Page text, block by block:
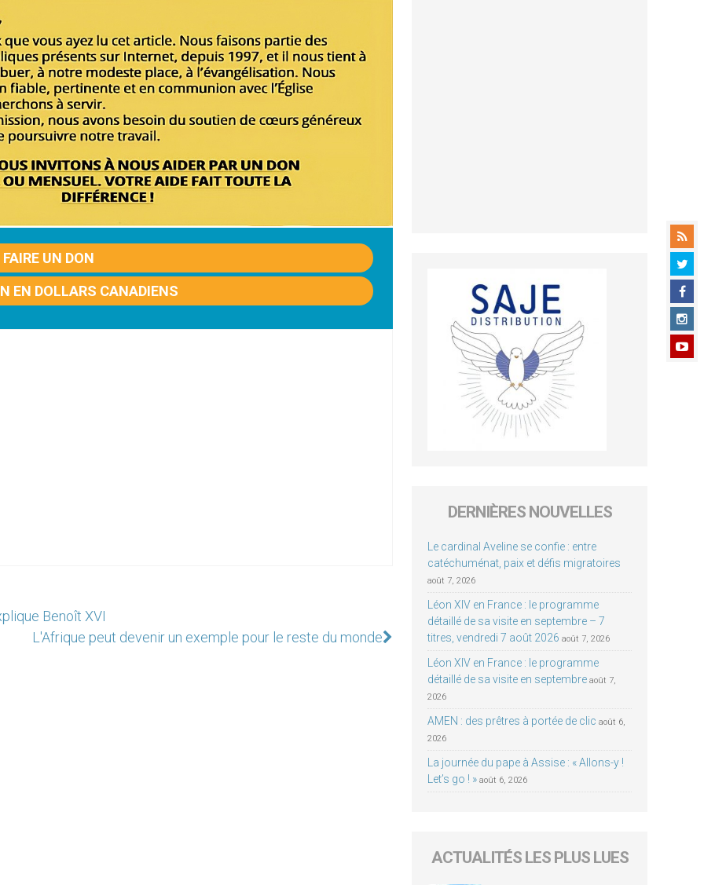
FAIRE UN DON
EN DOLLARS CANADIENS
Benoît XVI
L'Afrique peut devenir un exemple pour le reste du monde
DERNIÈRES NOUVELLES
Le cardinal Aveline se confie : entre
catéchuménat, paix et défis migratoires
août 7, 2026
Léon XIV en France : le programme
détaillé de sa visite en septembre – 7
titres, vendredi 7 août 2026 août 7, 2026
Léon XIV en France : le programme
détaillé de sa visite en septembre août 7,
2026
AMEN : des prêtres à portée de clic août 6,
2026
La journée du pape à Assise : « Allons-y !
Let’s go ! » août 6, 2026
ACTUALITÉS LES PLUS LUES